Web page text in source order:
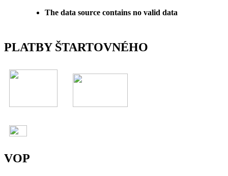
The data source contains no valid data
PLATBY ŠTARTOVNÉHO
VOP